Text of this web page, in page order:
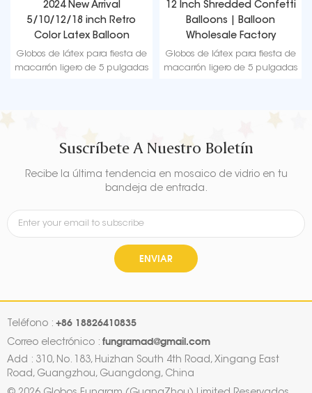
2024 New Arrival
5/10/12/18 inch Retro
Color Latex Balloon
Globos de látex para fiesta de
macarrón ligero de 5 pulgadas
12 Inch Shredded Confetti
Balloons | Balloon
Wholesale Factory
Globos de látex para fiesta de
macarrón ligero de 5 pulgadas
fiesta de aniversario
Suscríbete A Nuestro Boletín
Recibe la última tendencia en mosaico de vidrio en tu
bandeja de entrada.
ENVIAR
Teléfono : +86 18826410835
Correo electrónico : fungramad@gmail.com
Add : 310, No. 183, Huizhan South 4th Road, Xingang East
Road, Guangzhou, Guangdong, China